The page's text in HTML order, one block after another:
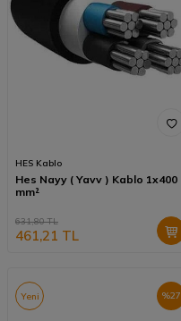
HES Kablo
Hes Nayy ( Yavv ) Kablo 1x400
mm²
631,80TL
461,21 TL
%27
Yeni